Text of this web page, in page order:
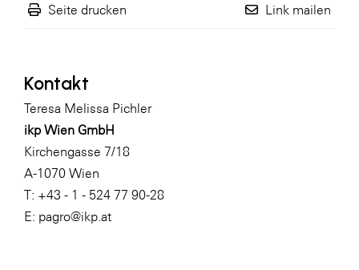
Seite drucken Link mailen
Kontakt
Teresa Melissa Pichler
ikp Wien GmbH
Kirchengasse 7/18
A-1070 Wien
T: +43 - 1 - 524 77 90-28
E: pagro@ikp.at